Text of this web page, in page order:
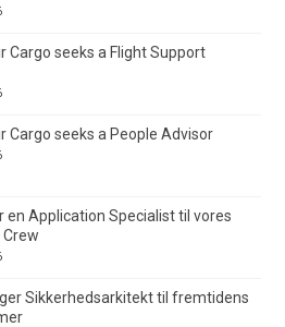
Cargo seeks a Flight Support
Cargo seeks a People Advisor
en Application Specialist til vores
Sikkerhedsarkitekt til fremtidens